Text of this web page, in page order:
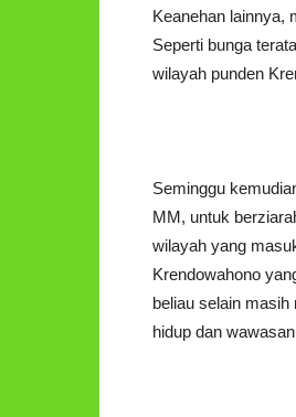
Keanehan lainnya,
Seperti bunga
wilayah punden
Seminggu
MM, untuk
wilayah yang
Krendowahono
beliau selain
hidup dan